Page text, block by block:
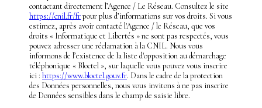
contactant directement l’Agence / Le Réseau. Consultez le site
https://cnil.fr/frpour plus d’informations sur vos droits. Si vous
estimez, après avoir contacté l'Agence / le Réseau, que vos
droits « Informatique et Libertés » ne sont pas respectés, vous
pouvez adresser une réclamation à la CNIL. Nous vous
informons de l’existence de la liste d'opposition au démarchage
téléphonique « Bloctel », sur laquelle vous pouvez vous inscrire
ici : https://www.bloctel.gouv.fr. Dans le cadre de la protection
des Données personnelles, nous vous invitons à ne pas inscrire
de Données sensibles dans le champ de saisie libre.